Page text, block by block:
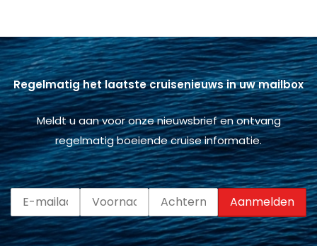
Regelmatig het laatste cruisenieuws in uw mailbox
Meldt u aan voor onze nieuwsbrief en ontvang
regelmatig boeiende cruise informatie.